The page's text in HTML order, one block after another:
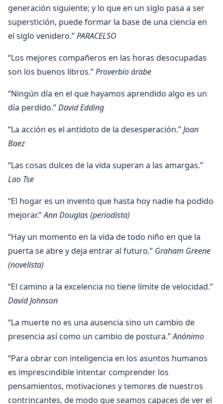
generación siguiente; y lo que en un siglo pasa a ser
superstición, puede formar la base de una ciencia en
el siglo venidero.”PARACELSO
“Los mejores compañeros en las horas desocupadas
son los buenos libros.”Proverbio árabe
“Ningún día en el que hayamos aprendido algo es un
día perdido.”David Edding
“La acción es el antídoto de la desesperación.”Joan
Baez
“Las cosas dulces de la vida superan a las amargas.”
Lao Tse
“El hogar es un invento que hasta hoy nadie ha podido
mejorar.”Ann Douglas (periodista)
“Hay un momento en la vida de todo niño en que la
puerta se abre y deja entrar al futuro.” Graham Greene
(novelista)
“El camino a la excelencia no tiene límite de velocidad.”
David Johnson
“La muerte no es una ausencia sino un cambio de
presencia así como un cambio de postura.”Anónimo
“Para obrar con inteligencia en los asuntos humanos
es imprescindible intentar comprender los
pensamientos, motivaciones y temores de nuestros
contrincantes, de modo que seamos capaces de ver el